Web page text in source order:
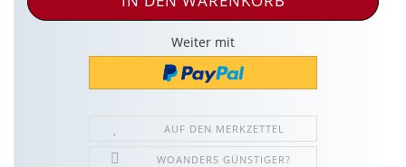
Weiter mit
AUF DEN MERKZETTEL
WOANDERS GÜNSTIGER?